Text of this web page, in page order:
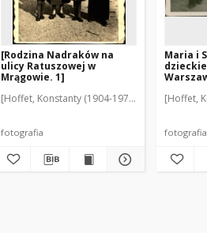
[Rodzina Nadraków na
ulicy Ratuszowej w
Mrągowie. 1]
[Hoffet, Konstanty (1904-1978)]
fotografia
Maria i
[Hoffet,
fotografia